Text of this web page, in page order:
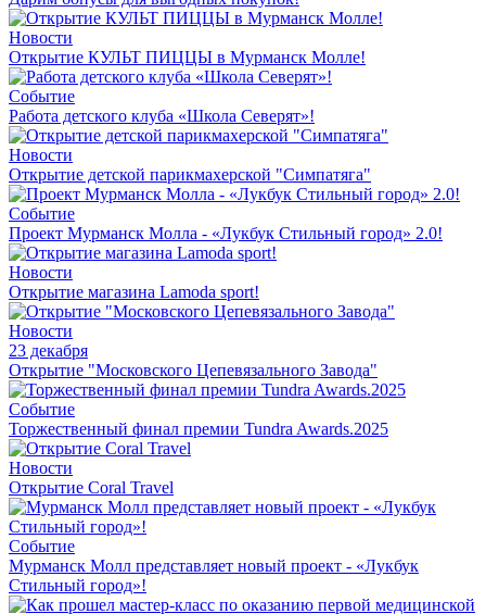
Новости
Открытие КУЛЬТ ПИЦЦЫ в Мурманск Молле!
Событие
Работа детского клуба «Школа Северят»!
Новости
Открытие детской парикмахерской "Симпатяга"
Событие
Проект Мурманск Молла - «Лукбук Стильный город» 2.0!
Новости
Открытие магазина Lamoda sport!
Новости
23 декабря
Открытие "Московского Цепевязального Завода"
Событие
Торжественный финал премии Tundra Awards.2025
Новости
Открытие Coral Travel
Событие
Мурманск Молл представляет новый проект - «Лукбук
Стильный город»!